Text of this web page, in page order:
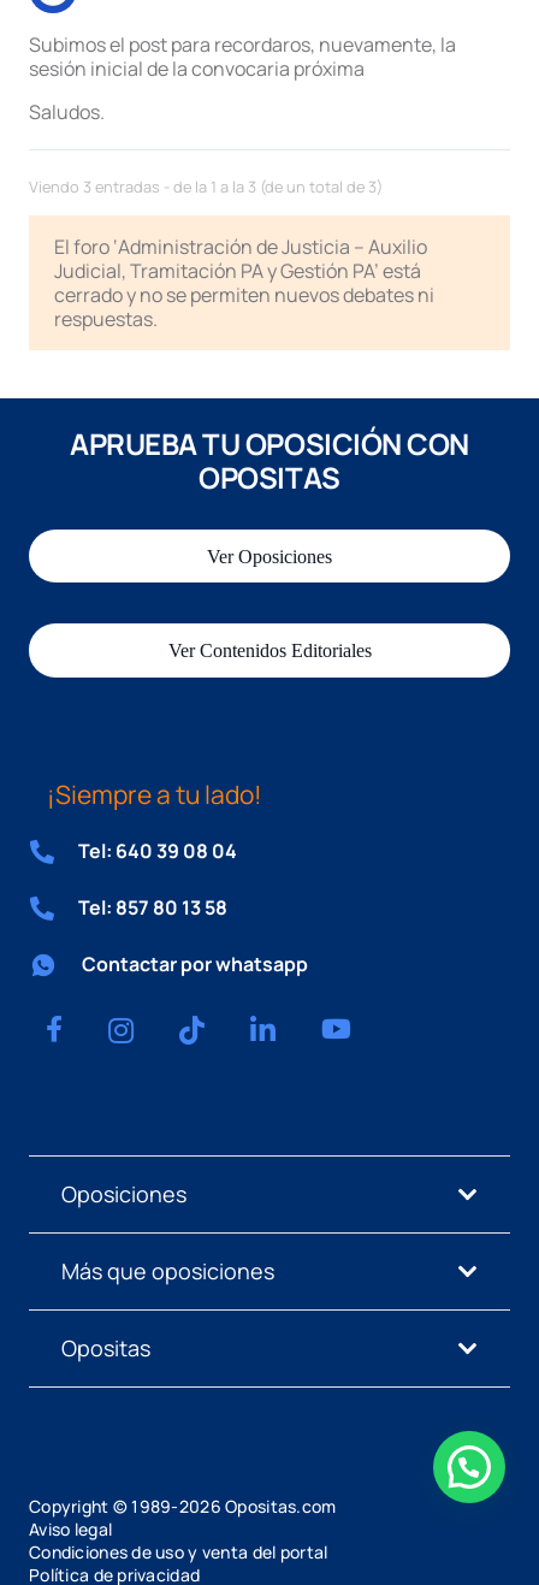
Subimos el post para recordaros, nuevamente, la
sesión inicial de la convocaria próxima
Saludos.
Viendo 3 entradas - de la 1 a la 3 (de un total de 3)
El foro ‘Administración de Justicia – Auxilio
Judicial, Tramitación PA y Gestión PA’ está
cerrado y no se permiten nuevos debates ni
respuestas.
APRUEBA TU OPOSICIÓN CON
OPOSITAS
Ver Oposiciones
Ver Contenidos Editoriales
¡Siempre a tu lado!
Tel: 640 39 08 04
Tel: 857 80 13 58
Contactar por whatsapp
Oposiciones
Más que oposiciones
Opositas
Copyright © 1989-2026 Opositas.com
Aviso legal
Condiciones de uso y venta del portal
Política de privacidad